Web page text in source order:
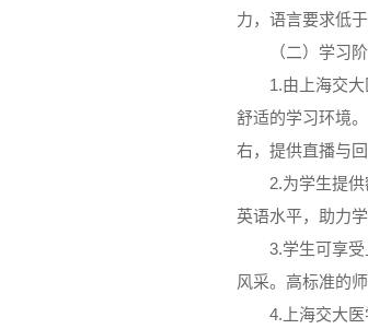
力，语言要求低于
（二）学习
1.由上海交
舒适的学习环境
右，提供直播与
2.为学生提
英语水平，助力
3.学生可享
风采。高标准的
4.上海交大